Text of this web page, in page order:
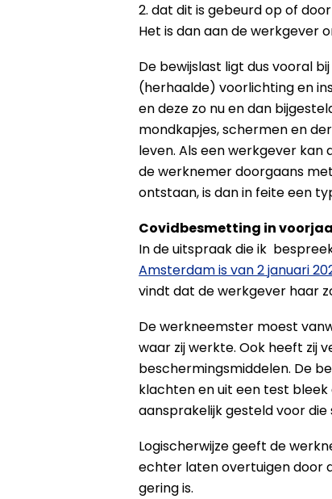
2. dat dit is gebeurd op of
Het is dan aan de werkgever
De bewijslast ligt dus vooral
(herhaalde) voorlichting en
en deze zo nu en dan
mondkapjes, schermen en
leven. Als een werkgever
de werknemer doorgaans
ontstaan, is dan in feite een
Covidbesmetting in
In de uitspraak die ik
Amsterdam is van 2 januari
vindt dat de werkgever haar
De werkneemster moest
waar zij werkte. Ook heeft zij
beschermingsmiddelen. De
klachten en uit een test
aansprakelijk gesteld voor
Logischerwijze geeft de
echter laten overtuigen door
gering is.